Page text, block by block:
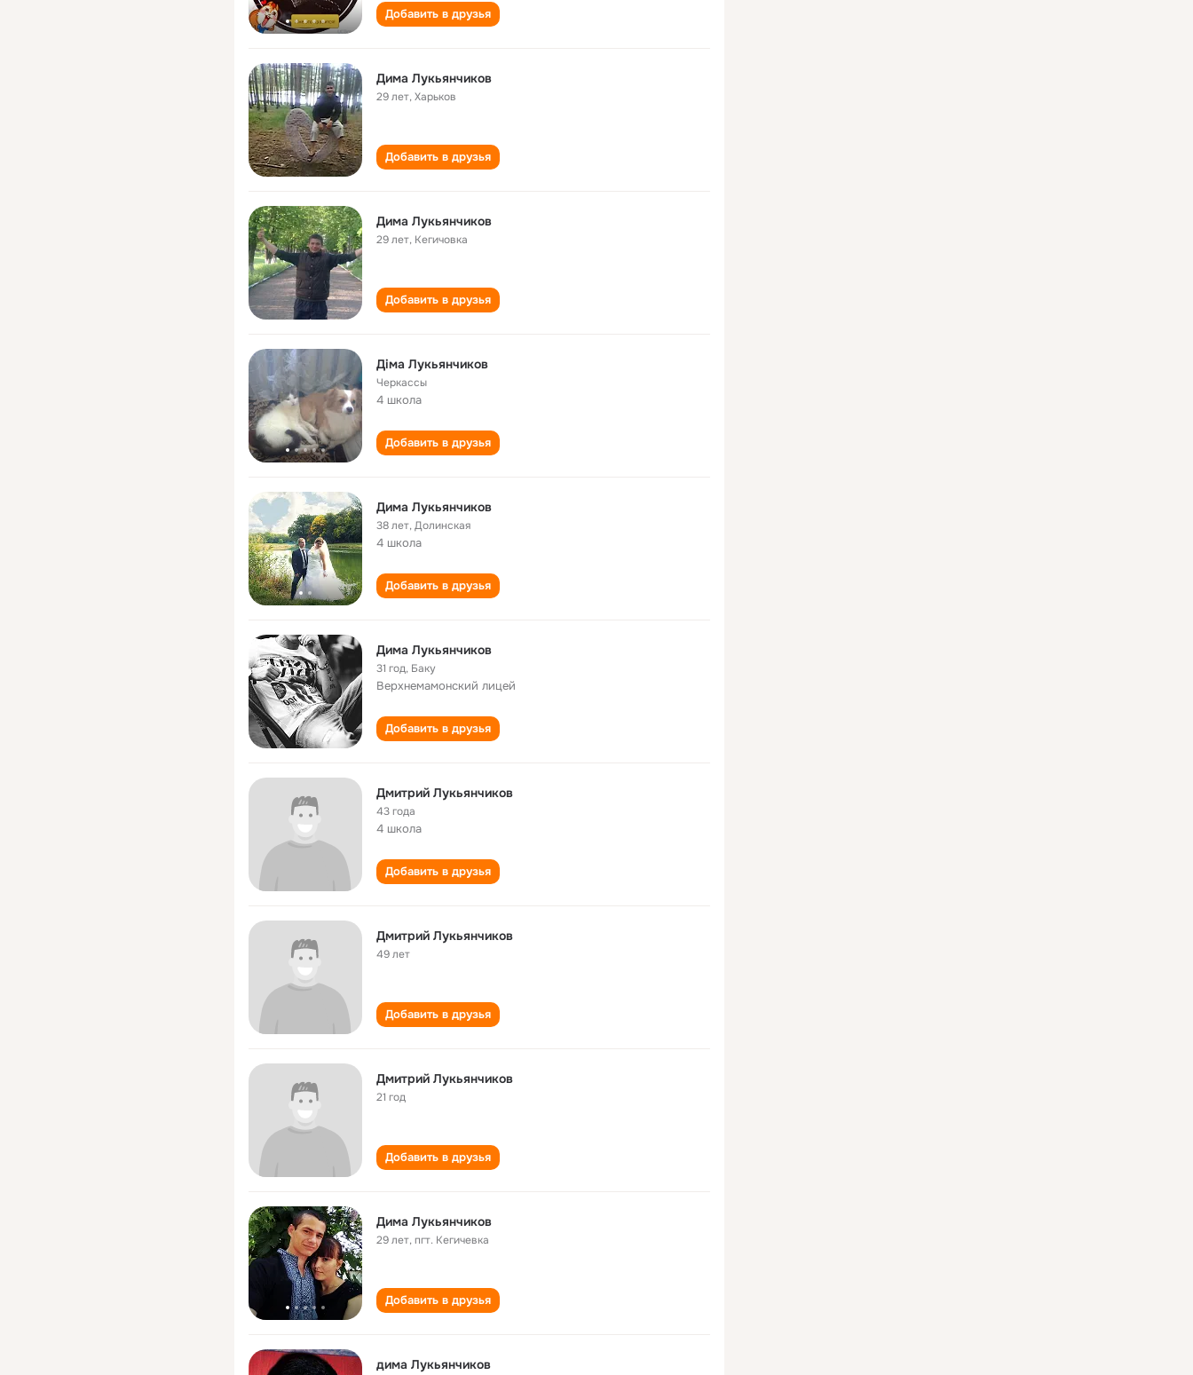
Добавить в друзья
Дима Лукьянчиков
29 лет,Харьков
Добавить в друзья
Дима Лукьянчиков
29 лет, Кегичовка
Добавить в друзья
Діма Лукьянчиков
Черкассы
4 школа
Добавить в друзья
Дима Лукьянчиков
38 лет,Долинская
4 школа
Добавить в друзья
Дима Лукьянчиков
31 год, Баку
Верхнемамонский лицей
Добавить в друзья
Дмитрий Лукьянчиков
43 года
4 школа
Добавить в друзья
Дмитрий Лукьянчиков
49 лет
Добавить в друзья
Дмитрий Лукьянчиков
21 год
Добавить в друзья
Дима Лукьянчиков
29 лет,пгт. Кегичевка
Добавить в друзья
дима Лукьянчиков